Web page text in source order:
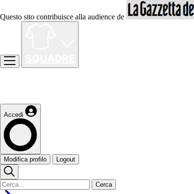
Questo sito contribuisce alla audience de
Accedi
Modifica profilo Logout
Cerca